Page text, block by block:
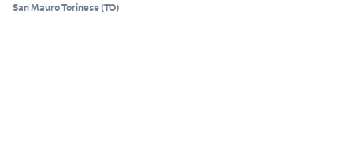
San Mauro Torinese(TO)